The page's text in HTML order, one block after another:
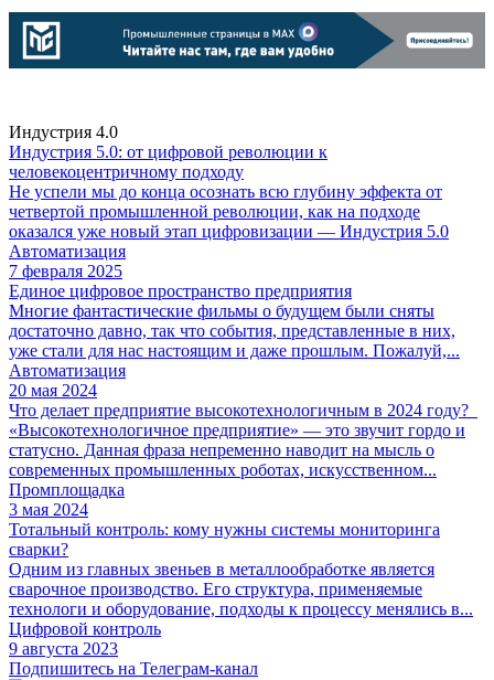
Индустрия 4.0
Индустрия 5.0: от цифровой революции к
человекоцентричному подходу
Не успели мы до конца осознать всю глубину эффекта от
четвертой промышленной революции, как на подходе
оказался уже новый этап цифровизации — Индустрия 5.0
Автоматизация
7 февраля 2025
Единое цифровое пространство предприятия
Многие фантастические фильмы о будущем были сняты
достаточно давно, так что события, представленные в них,
уже стали для нас настоящим и даже прошлым. Пожалуй,...
Автоматизация
20 мая 2024
Что делает предприятие высокотехнологичным в 2024 году?
«Высокотехнологичное предприятие» — это звучит гордо и
статусно. Данная фраза непременно наводит на мысль о
современных промышленных роботах, искусственном...
Промплощадка
3 мая 2024
Тотальный контроль: кому нужны системы мониторинга
сварки?
Одним из главных звеньев в металлообработке является
сварочное производство. Его структура, применяемые
технологи и оборудование, подходы к процессу менялись в...
Цифровой контроль
9 августа 2023
Подпишитесь на Телеграм-канал